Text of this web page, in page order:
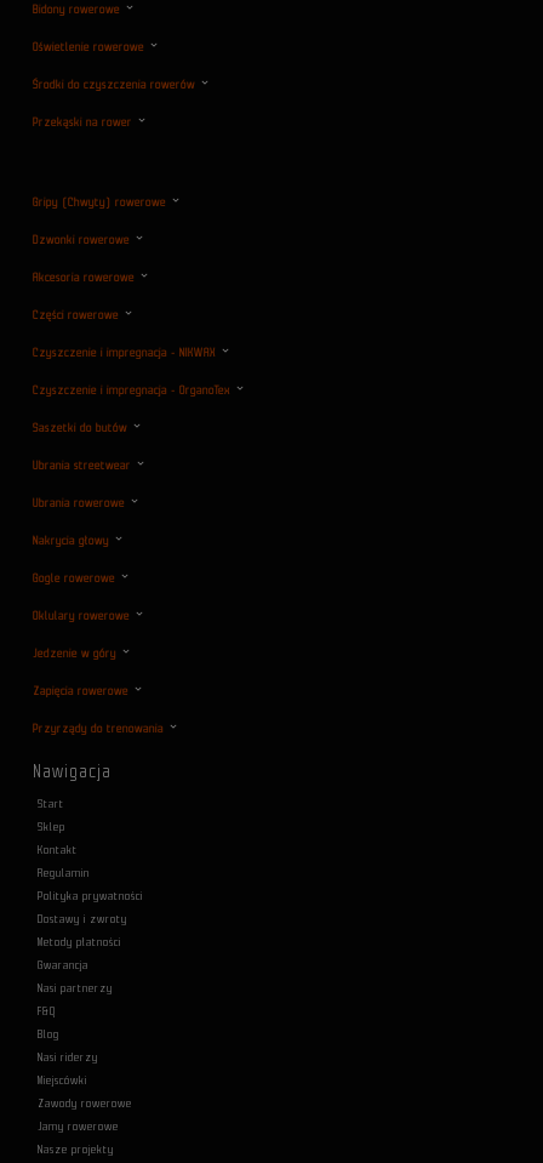
Bidony rowerowe
Oświetlenie rowerowe
Środki do czyszczenia rowerów
Przekąski na rower
Gripy (Chwyty) rowerowe
Dzwonki rowerowe
Akcesoria rowerowe
Części rowerowe
Czyszczenie i impregnacja - NIKWAX
Czyszczenie i impregnacja - OrganoTex
Saszetki do butów
Ubrania streetwear
Ubrania rowerowe
Nakrycia głowy
Gogle rowerowe
Oklulary rowerowe
Jedzenie w góry
Zapięcia rowerowe
Przyrządy do trenowania
Nawigacja
Start
Sklep
Kontakt
Regulamin
Polityka prywatności
Dostawy i zwroty
Metody płatności
Gwarancja
Nasi partnerzy
F&Q
Blog
Nasi riderzy
Miejscówki
Zawody rowerowe
Jamy rowerowe
Nasze projekty